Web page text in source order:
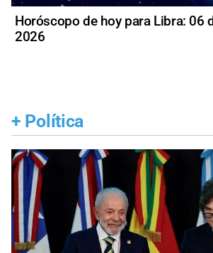
Horóscopo de hoy para Libra: 06
2026
+ Política